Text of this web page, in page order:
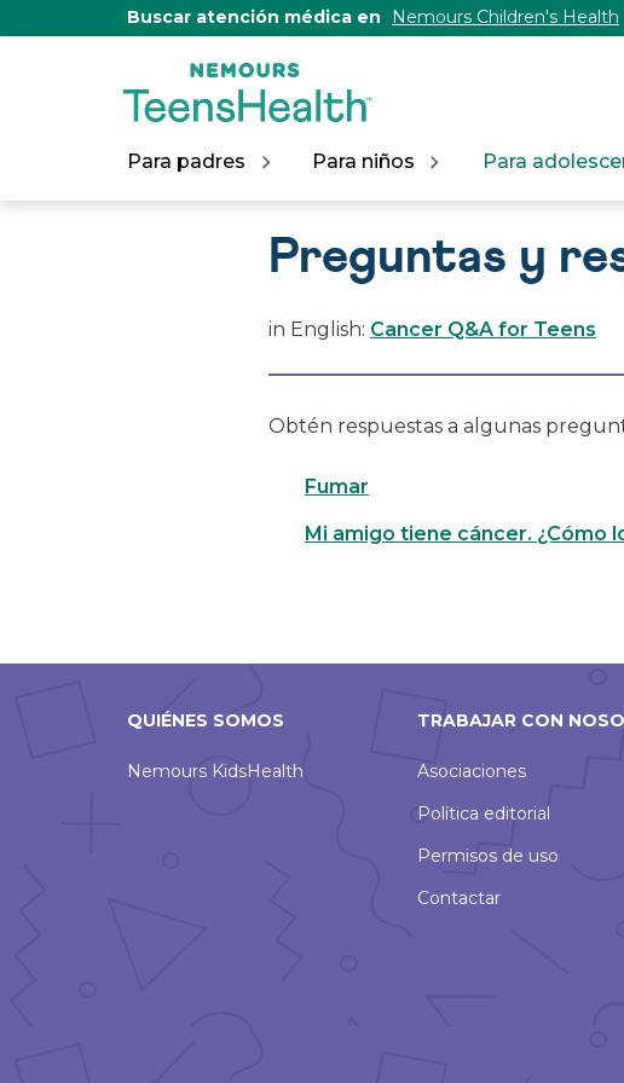
Buscar atención médica en Nemours Children's Health
Para padres Para niños Para
Preguntas y
in English: Cancer Q&A for Teens
Obtén respuestas a algunas
Fumar
Mi amigo tiene cáncer. ¿Cómo
QUIÉNES SOMOS
Nemours KidsHealth
TRABAJAR CON
Asociaciones
Política editorial
Permisos de uso
Contactar